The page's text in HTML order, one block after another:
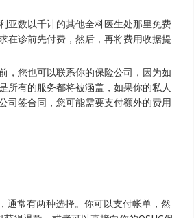
亚数以千计的其他全科医生处那里免费
在诊前先付费，然后，再将费用收据提
，您也可以联系你的保险公司，因为如
所有的服务都将被涵盖，如果你的私人
司签合同，您可能需要支付额外的费用
通常有两种选择。你可以支付帐单，然